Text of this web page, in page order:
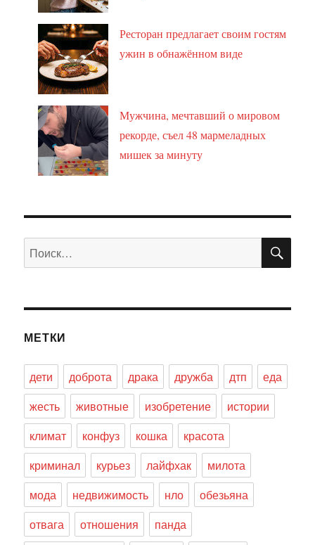
Ресторан предлагает своим гостям
ужин в обнажённом виде
Мужчина, мечтавший о мировом
рекорде, съел 48 мармеладных
мишек за минуту
Искать:
МЕТКИ
дети доброта драка дружба дтп
еда
жесть
животные изобретение
истории
климат
конфуз кошка
красота
криминал
курьез лайфхак
милота
мода
недвижимость нло
обезьяна
отвага
отношения
панда